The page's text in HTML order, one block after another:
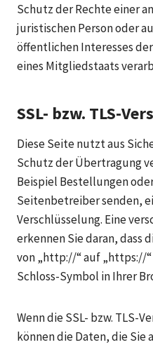
Schutz der Rechte einer
juristischen Person oder
öffentlichen Interesses
eines Mitgliedstaats
SSL- bzw. TLS-
Diese Seite nutzt aus
Schutz der Übertragung
Beispiel Bestellungen
Seitenbetreiber senden,
Verschlüsselung. Eine
erkennen Sie daran, dass
von „http://“ auf „https://
Schloss-Symbol in Ihrer
Wenn die SSL- bzw. TLS-
können die Daten, die